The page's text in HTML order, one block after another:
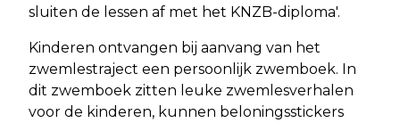
sluiten de lessen af met het KNZB-diploma'.
Kinderen ontvangen bij aanvang van het
zwemlestraject een persoonlijk zwemboek. In
dit zwemboek zitten leuke zwemlesverhalen
voor de kinderen, kunnen beloningsstickers